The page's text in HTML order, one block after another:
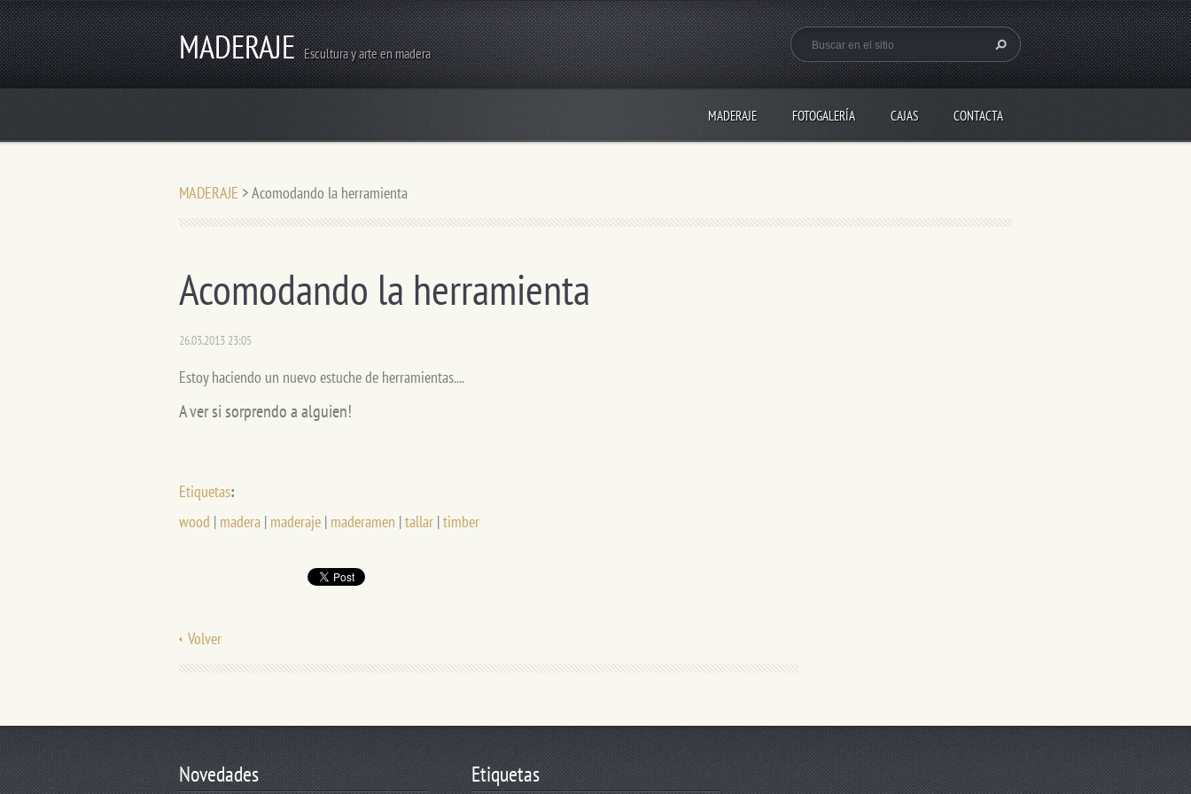
MADERAJE Escultura y arte en madera
MADERAJE FOTOGALERÍA CAJAS CONTACTA
MADERAJE >Acomodando la herramienta
Acomodando la herramienta
26.03.2013 23:05
Estoy haciendo un nuevo estuche de herramientas....
A ver si sorprendo a alguien!
Etiquetas:
wood | madera | maderaje | maderamen |tallar |timber
Volver
Novedades Etiquetas